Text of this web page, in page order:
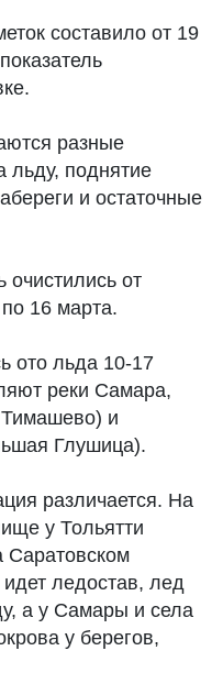
составило от 19
разные
льду, поднятие
и остаточные
от
16 марта.
ото льда 10-17
реки Самара,
и
Глушица).
различается. На
у Тольятти
ледостав, лед
а у Самары и села
у берегов,